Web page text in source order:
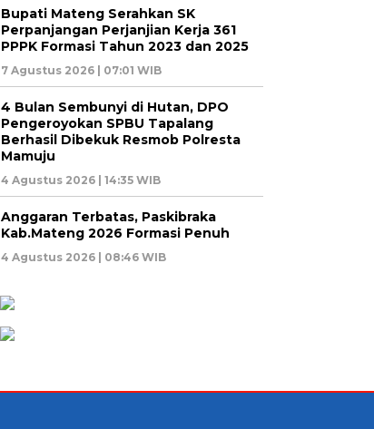
Bupati Mateng Serahkan SK
Perpanjangan Perjanjian Kerja 361
PPPK Formasi Tahun 2023 dan 2025
7 Agustus 2026 | 07:01 WIB
4 Bulan Sembunyi di Hutan, DPO
Pengeroyokan SPBU Tapalang
Berhasil Dibekuk Resmob Polresta
Mamuju
4 Agustus 2026 | 14:35 WIB
Anggaran Terbatas, Paskibraka
Kab.Mateng 2026 Formasi Penuh
4 Agustus 2026 | 08:46 WIB